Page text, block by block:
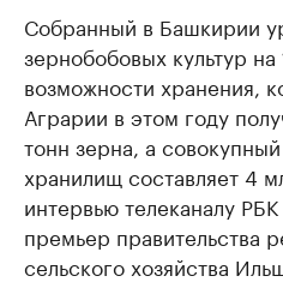
Собранный в Башкирии
зернобобовых культур
возможности хранения,
Аграрии в этом году
тонн зерна, а
хранилищ составляет 4
интервью телеканалу
премьер правительства
сельского хозяйства